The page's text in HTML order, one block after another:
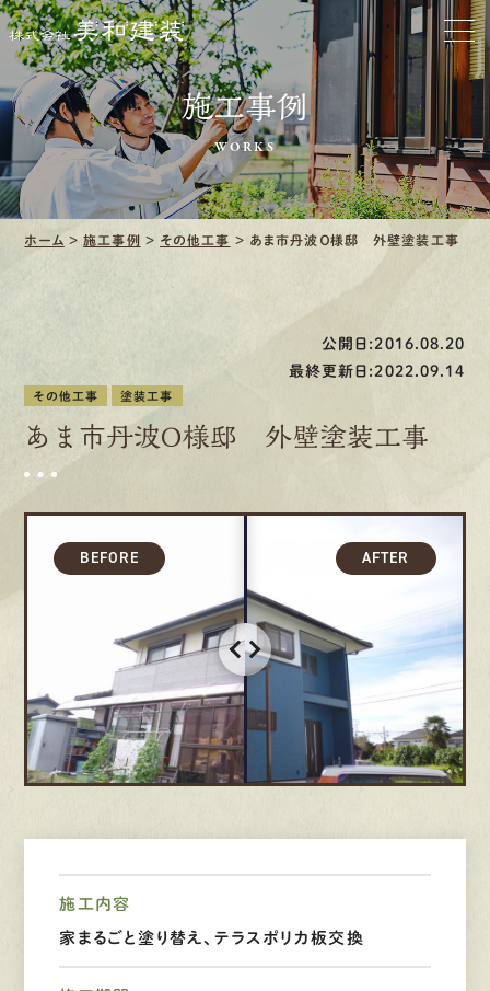
お家をきれいに
会社をきれいに
クリーニング
施工事例
採用情報
募集要項
先輩インタビュー
有資格者が、無 料建 物診 断いたします!!
0120-44-2605
Webお問い合わせ
施工事例
WORKS
ホーム >施工事例 > その他工事 > あま市丹波Ｏ様邸 外壁塗装工事
公開日:2016.08.20
最終更新日:2022.09.14
その他工事 塗装工事
あま市丹波Ｏ様邸 外壁塗装工事
施工内容
家まるごと塗り替え、テラスポリカ板交換